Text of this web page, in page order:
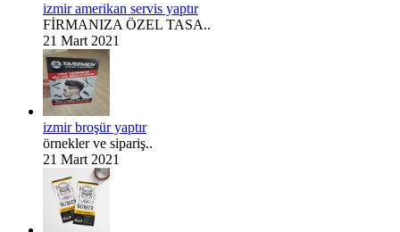
izmir amerikan servis yaptır
FİRMANIZA ÖZEL TASA..
21 Mart 2021
izmir broşür yaptır
örnekler ve sipariş..
21 Mart 2021